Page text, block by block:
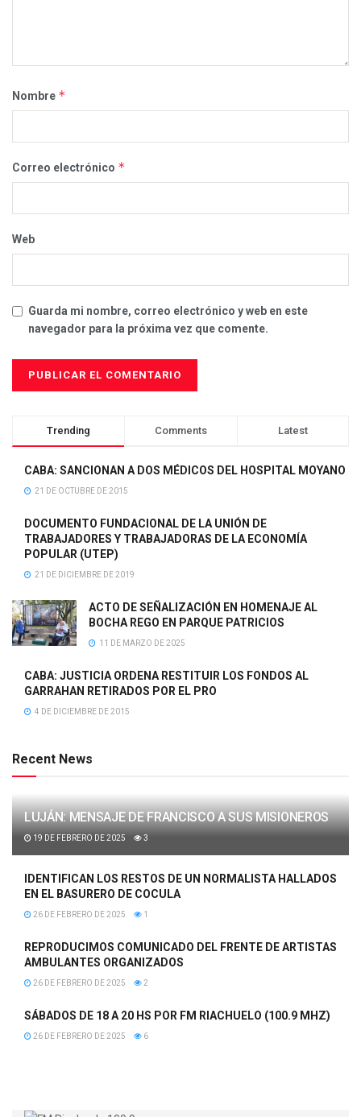
Nombre *
Correo electrónico *
Web
Guarda mi nombre, correo electrónico y web en este
navegador para la próxima vez que comente.
Trending Comments Latest
CABA: SANCIONAN A DOS MÉDICOS DEL HOSPITAL MOYANO
21 DE OCTUBRE DE 2015
DOCUMENTO FUNDACIONAL DE LA UNIÓN DE
TRABAJADORES Y TRABAJADORAS DE LA ECONOMÍA
POPULAR (UTEP)
21 DE DICIEMBRE DE 2019
ACTO DE SEÑALIZACIÓN EN HOMENAJE AL
BOCHA REGO EN PARQUE PATRICIOS
11 DE MARZO DE 2025
CABA: JUSTICIA ORDENA RESTITUIR LOS FONDOS AL
GARRAHAN RETIRADOS POR EL PRO
4 DE DICIEMBRE DE 2015
Recent News
LUJÁN: MENSAJE DE FRANCISCO A SUS MISIONEROS
19 DE FEBRERO DE 2025 3
IDENTIFICAN LOS RESTOS DE UN NORMALISTA HALLADOS
EN EL BASURERO DE COCULA
26 DE FEBRERO DE 2025 1
REPRODUCIMOS COMUNICADO DEL FRENTE DE ARTISTAS
AMBULANTES ORGANIZADOS
26 DE FEBRERO DE 2025 2
SÁBADOS DE 18 A 20 HS POR FM RIACHUELO (100.9 MHZ)
26 DE FEBRERO DE 2025 6